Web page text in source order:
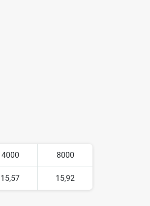
4000 8000
15,57 15,92